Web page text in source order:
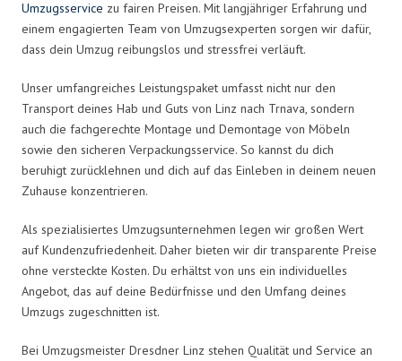
Umzugsservice zu fairen Preisen. Mit langjähriger Erfahrung und
einem engagierten Team von Umzugsexperten sorgen wir dafür,
dass dein Umzug reibungslos und stressfrei verläuft.
Unser umfangreiches Leistungspaket umfasst nicht nur den
Transport deines Hab und Guts von Linz nach Trnava, sondern
auch die fachgerechte Montage und Demontage von Möbeln
sowie den sicheren Verpackungsservice. So kannst du dich
beruhigt zurücklehnen und dich auf das Einleben in deinem neuen
Zuhause konzentrieren.
Als spezialisiertes Umzugsunternehmen legen wir großen Wert
auf Kundenzufriedenheit. Daher bieten wir dir transparente Preise
ohne versteckte Kosten. Du erhältst von uns ein individuelles
Angebot, das auf deine Bedürfnisse und den Umfang deines
Umzugs zugeschnitten ist.
Bei Umzugsmeister Dresdner Linz stehen Qualität und Service an